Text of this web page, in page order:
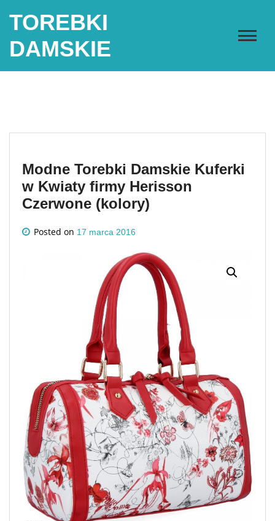
TOREBKI
DAMSKIE
Modne Torebki Damskie Kuferki
w Kwiaty firmy Herisson
Czerwone (kolory)
Posted on 17 marca 2016